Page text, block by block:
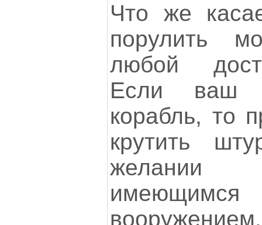
Что же
порулить
любой
Если ваш
корабль, то
крутить
желании